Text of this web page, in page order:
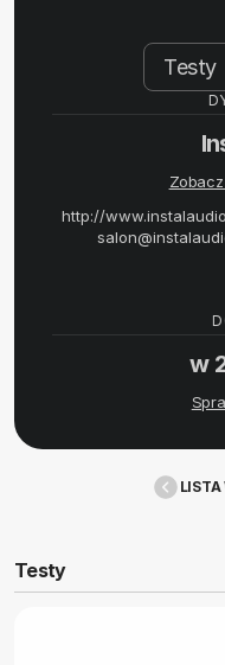
Testy
http://
w
Testy